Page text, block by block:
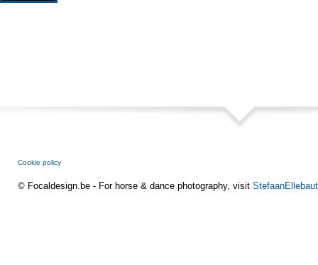
Cookie policy
© Focaldesign.be - For horse & dance photography, visit